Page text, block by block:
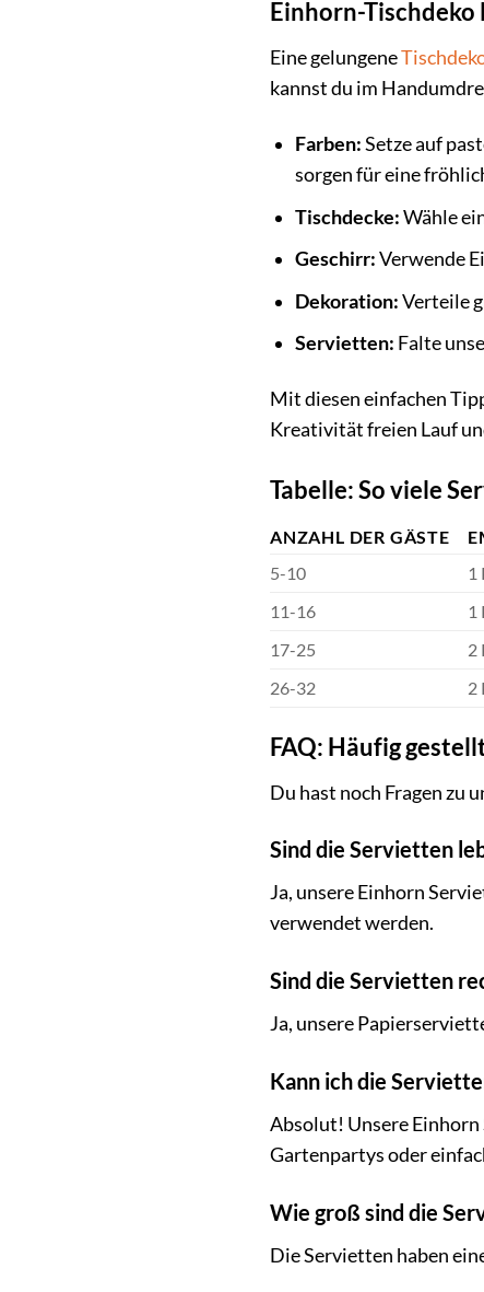
Einhorn-
Eine gelungene
kannst du im
Farben:Setze auf
sorgen für eine
Tischdecke:Wähle
Geschirr:Verwende
Dekoration:Verteile
Servietten: Falte
Mit diesen einfachen
Kreativität freien Lauf
Tabelle: So viele
ANZAHL DER GÄSTE
5-10
1
11-16
1
17-25
2
26-32
2
FAQ: Häufig
Du hast noch Fragen zu
Sind die Servietten
Ja, unsere Einhorn
verwendet werden.
Sind die Servietten
Ja, unsere
Kann ich die
Absolut! Unsere Einhorn
Gartenpartys oder
Wie groß sind die
Die Servietten haben